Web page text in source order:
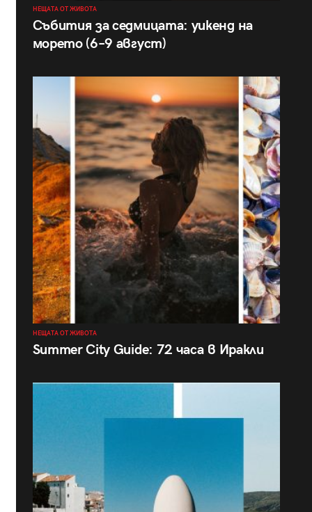
НЕЩАТА ОТ ЖИВОТА
Събития за седмицата: уикенд на
морето (6–9 август)
НЕЩАТА ОТ ЖИВОТА
Summer City Guide: 72 часа в Иракли